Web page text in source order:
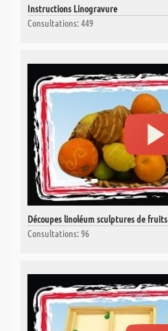
Instructions Linogravure
Consultations: 449
Découpes linoléum sculptures de fruits
Consultations: 96